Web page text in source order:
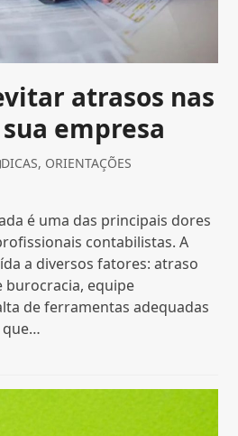
atrasos nas
empresa
DICAS, ORIENTAÇÕES
é uma das principais dores
contabilistas. A
a diversos fatores: atraso
burocracia, equipe
de ferramentas adequadas
que…